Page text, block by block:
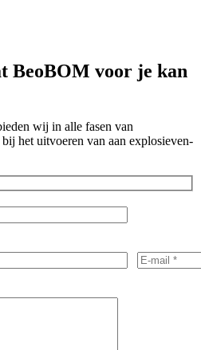
BeoBOM voor je kan
wij in alle fasen van
het uitvoeren van aan explosieven-